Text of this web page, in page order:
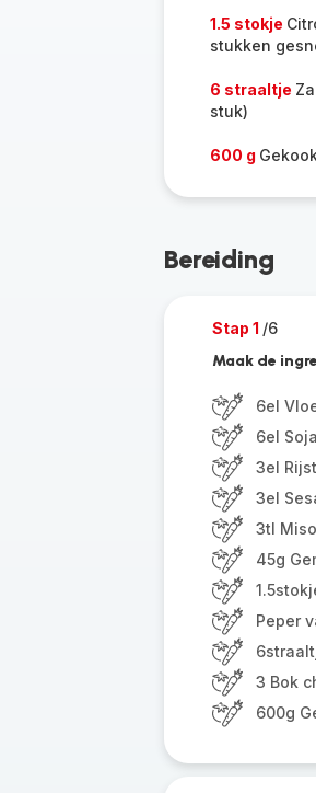
1.5 stokje
stukken
6 straaltje
stuk)
600 g
Bereiding
Stap 1 /6
Maak de
6el
6el
3el
3el
3tl
45g
Peper
3 Bok
600g